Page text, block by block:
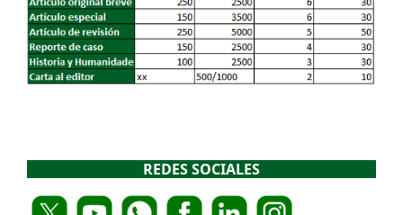
REDES SOCIALES